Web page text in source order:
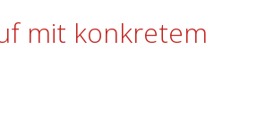
mit konkretem